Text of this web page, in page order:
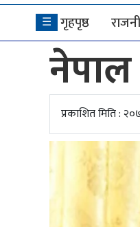
अर्थ
नेपाल
अन्तर्राष्ट्रिय
अपडेट
☰ गृहपृष्ठ
प्रकाशित मिति :